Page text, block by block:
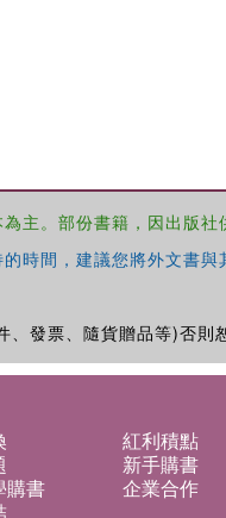
。部份書籍，因出版社
間，建議您將外文書
發票、隨貨贈品等)否則
紅利積點
新手購書
購書
企業合作